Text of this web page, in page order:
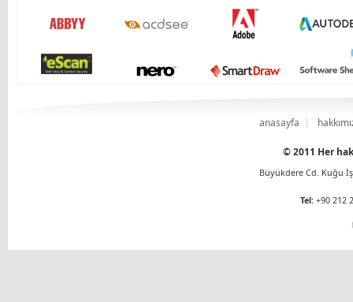
anasayfa
© 2011 Her
Büyükdere Cd. Kuğu
Tel: +90 212